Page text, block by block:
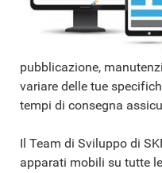
pubblicazione,
variare delle tue
tempi di consegna
Il Team di Sviluppo di
apparati mobili su tutte